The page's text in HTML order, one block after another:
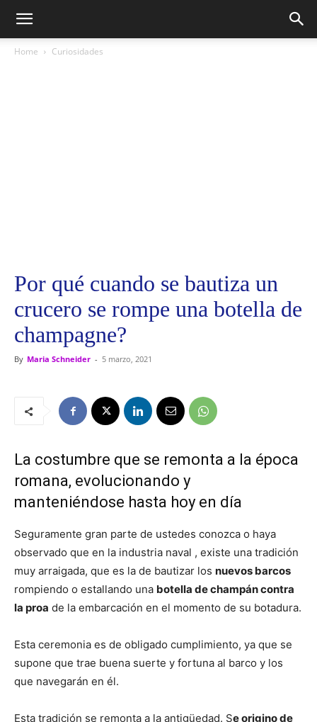
Home Curiosidades
Por qué cuando se bautiza un
crucero se rompe una botella de
champagne?
By Maria Schneider - 5 marzo, 2021
La costumbre que se remonta a la época
romana, evolucionando y
manteniéndose hasta hoy en día
Seguramente gran parte de ustedes conozca o haya
observado que en la industria naval , existe una tradición
muy arraigada, que es la de bautizar los nuevos barcos
rompiendo o estallando una botella de champán contra
la proa de la embarcación en el momento de su botadura.
Esta ceremonia es de obligado cumplimiento, ya que se
supone que trae buena suerte y fortuna al barco y los
que navegarán en él.
Esta tradición se remonta a la antigüedad. Se origino de